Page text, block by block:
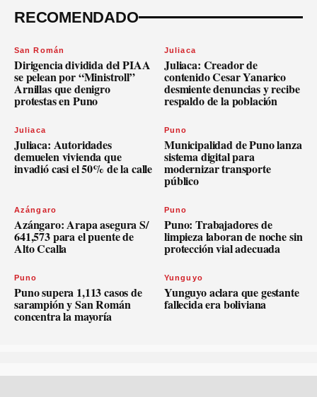
RECOMENDADO
San Román
Dirigencia dividida del PIAA
se pelean por “Ministroll”
Arnillas que denigro
protestas en Puno
Juliaca
Juliaca: Creador de
contenido Cesar Yanarico
desmiente denuncias y recibe
respaldo de la población
Juliaca
Juliaca: Autoridades
demuelen vivienda que
invadió casi el 50% de la calle
Puno
Municipalidad de Puno lanza
sistema digital para
modernizar transporte
público
Azángaro
Azángaro: Arapa asegura S/
641,573 para el puente de
Alto Ccalla
Puno
Puno: Trabajadores de
limpieza laboran de noche sin
protección vial adecuada
Puno
Puno supera 1,113 casos de
sarampión y San Román
concentra la mayoría
Yunguyo
Yunguyo aclara que gestante
fallecida era boliviana